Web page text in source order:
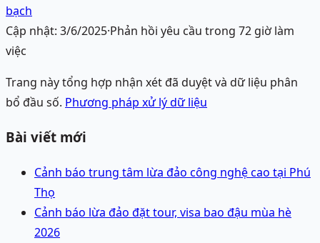
bạch
Cập nhật: 3/6/2025·Phản hồi yêu cầu trong 72 giờ làm
việc
Trang này tổng hợp nhận xét đã duyệt và dữ liệu phân
bổ đầu số. Phương pháp xử lý dữ liệu
Bài viết mới
Cảnh báo trung tâm lừa đảo công nghệ cao tại Phú
Thọ
Cảnh báo lừa đảo đặt tour, visa bao đậu mùa hè
2026